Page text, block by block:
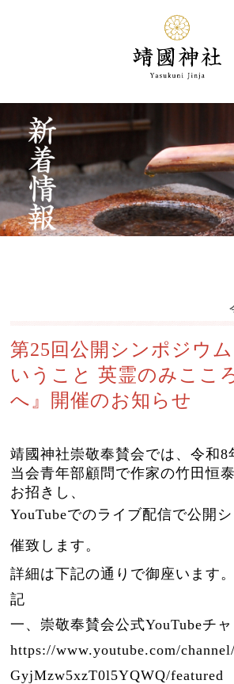
第25回公開シンポジウ
いうこと 英霊のみここ
へ』開催のお知らせ
靖國神社崇敬奉賛会では、令和8
当会青年部顧問で作家の竹田恒
お招きし、
YouTubeでのライブ配信で公開
催致します。
詳細は下記の通りで御座います。
記
一、崇敬奉賛会公式YouTubeチャ
https://www.youtube.com/
GyjMzw5xzT0l5YQWQ/featured